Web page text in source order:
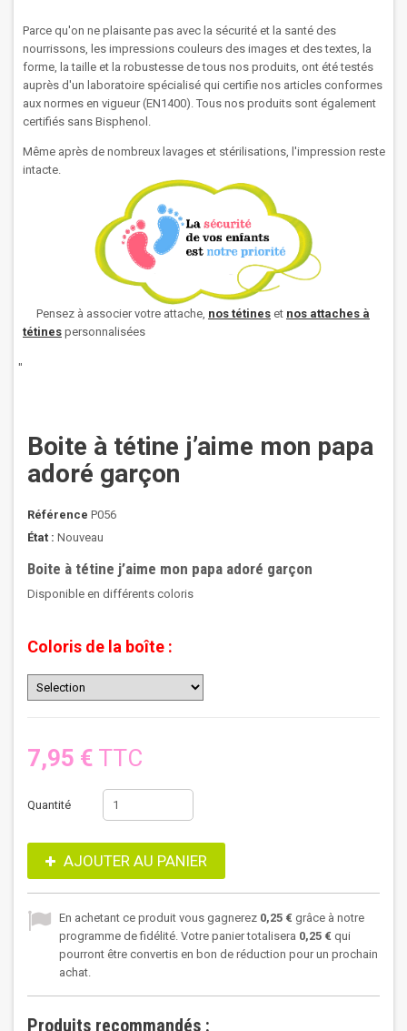
Parce qu'on ne plaisante pas avec la sécurité et la santé des
nourrissons, les impressions couleurs des images et des textes, la
forme, la taille et la robustesse de tous nos produits, ont été testés
auprès d'un laboratoire spécialisé qui certifie nos articles conformes
aux normes en vigueur (EN1400). Tous nos produits sont également
certifiés sans Bisphenol.
Même après de nombreux lavages et stérilisations, l'impression reste
intacte.
Pensez à associer votre attache, nos tétines et nos attaches à
tétines personnalisées
"
Boite à tétine j’aime mon papa
adoré garçon
Référence P056
État : Nouveau
Boite à tétine j’aime mon papa adoré garçon
Disponible en différents coloris
Coloris de la boîte :
7,95 € TTC
Quantité
AJOUTER AU PANIER
En achetant ce produit vous gagnerez 0,25 € grâce à notre
programme de fidélité. Votre panier totalisera 0,25 € qui
pourront être convertis en bon de réduction pour un prochain
achat.
Produits recommandés :